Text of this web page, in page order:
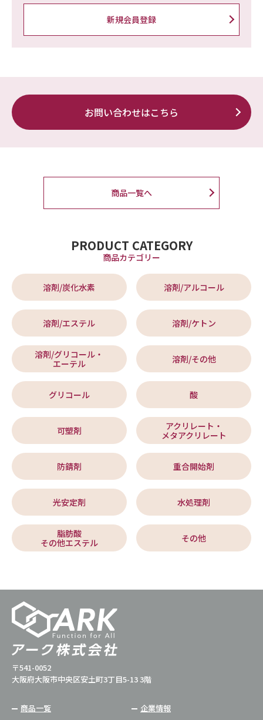
新規会員登録
お問い合わせはこちら
商品一覧へ
PRODUCT CATEGORY
商品カテゴリー
溶剤/炭化水素 溶剤/アルコール
溶剤/エステル 溶剤/ケトン
溶剤/グリコール・
エーテル
溶剤/その他
グリコール 酸
可塑剤
アクリレート・
メタアクリレート
防錆剤 重合開始剤
光安定剤 水処理剤
脂肪酸
その他エステル
その他
〒541-0052
大阪府大阪市中央区安土町3丁目5-13 3階
商品一覧 企業情報